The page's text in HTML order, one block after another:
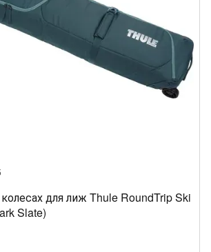
для лиж Thule RoundTrip Ski
Slate)